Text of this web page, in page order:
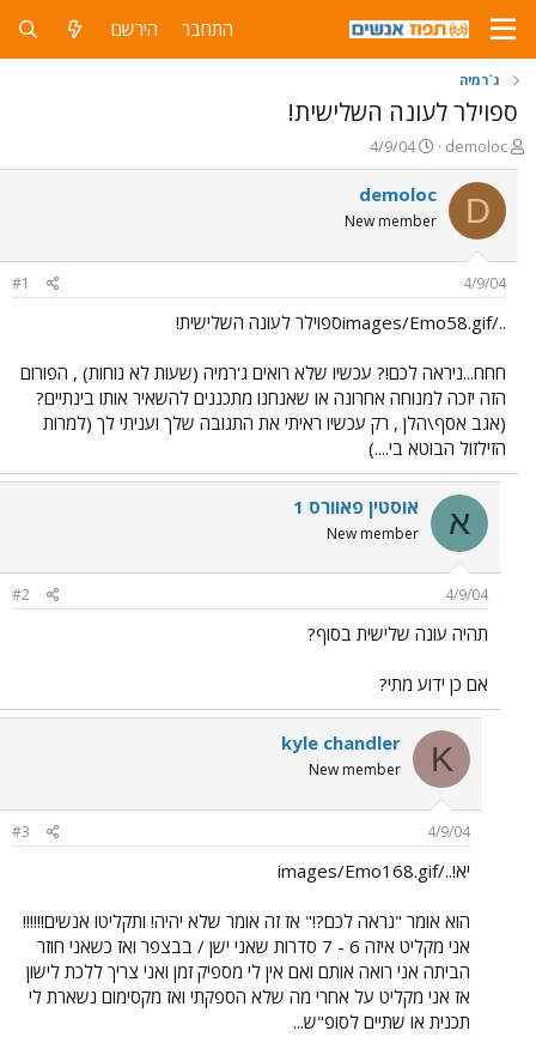
התחבר הירשם
ג`רמיה
ספוילר לעונה השלישית!
פ
ו
ת
ח
ה
ש
demoloc
פ
ו
ר
ס
ם
ר
ך
4/9/04
D
demoloc
New member
4/9/04
#1
../images/Emo58.gifספוילר לעונה השלישית!
חחח...ניראה לכם!? עכשיו שלא רואים ג'רמיה (שעות לא נוחות) , הפורום
הזה יזכה למנוחה אחרונה או שאנחנו מתכננים להשאיר אותו בינתיים?
(אגב אסף\הלן , רק עכשיו ראיתי את התגובה שלך ועניתי לך (למרות
הזילזול הבוטא בי....)
א אוסטין פאוורס 1
New member
4/9/04
#2
תהיה עונה שלישית בסוף?
אם כן ידוע מתי?
K
kyle chandler
New member
4/9/04
#3
יא!../images/Emo168.gif
הוא אומר "נראה לכם?!" אז זה אומר שלא יהיה! ותקליטו אנשים!!!!!!
אני מקליט איזה 6 - 7 סדרות שאני ישן / בבצפר ואז כשאני חוזר
הביתה אני רואה אותם ואם אין לי מספיק זמן ואני צריך ללכת לישון
אז אני מקליט על אחרי מה שלא הספקתי ואז מקסימום נשארת לי
תכנית או שתיים לסופ"ש...